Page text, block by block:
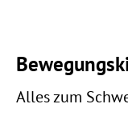
Alles zum